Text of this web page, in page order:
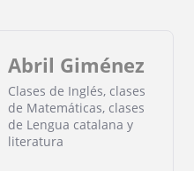
Abril Giménez
Clases de Inglés, clases
de Matemáticas, clases
de Lengua catalana y
literatura